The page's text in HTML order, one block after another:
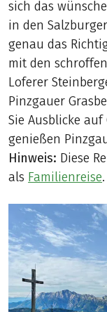
sich das
in den
genau das
mit den
Loferer
Pinzgauer
Sie Ausblicke
genießen
Hinweis: Diese
als Familienreise.